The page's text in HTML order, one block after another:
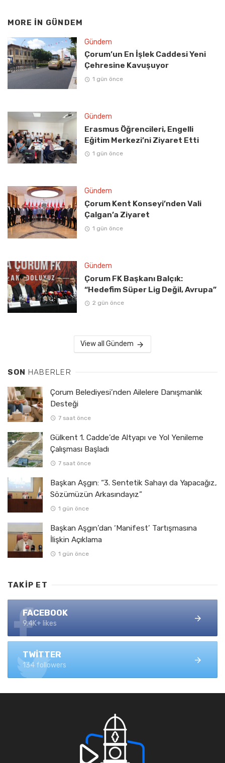
MORE IN GÜNDEM
Gündem
Çorum’un En İşlek Caddesi Yeni
Çehresine Kavuşuyor
1 gün önce
Gündem
Erasmus Öğrencileri, Engelli
Eğitim Merkezi’ni Ziyaret Etti
1 gün önce
Gündem
Çorum Kent Konseyi’nden Vali
Çalgan’a Ziyaret
1 gün önce
Gündem
Çorum FK Başkanı Balçık:
“Hedefim Süper Lig Değil, Avrupa”
2 gün önce
View all Gündem
SON HABERLER
Çorum Belediyesi’nden Ailelere Danışmanlık
Desteği
7 saat önce
Gülkent 1. Cadde’de Altyapı ve Yol Yenileme
Çalışması Başladı
7 saat önce
Başkan Aşgın: “3. Sentetik Sahayı da Yapacağız,
Sözümüzün Arkasındayız”
1 gün önce
Başkan Aşgın’dan ‘Manifest’ Tartışmasına
İlişkin Açıklama
1 gün önce
TAKIP ET
FACEBOOK
9.4K+ likes
TWITTER
134 followers